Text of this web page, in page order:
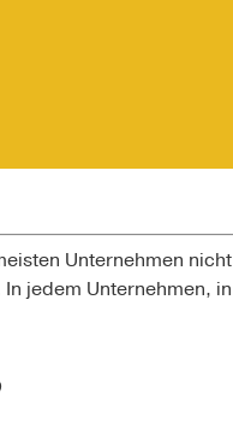
Unternehmen nicht
jedem Unternehmen, in